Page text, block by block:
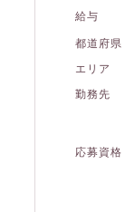
給与
都道府県
エリア
勤務先
応募資格